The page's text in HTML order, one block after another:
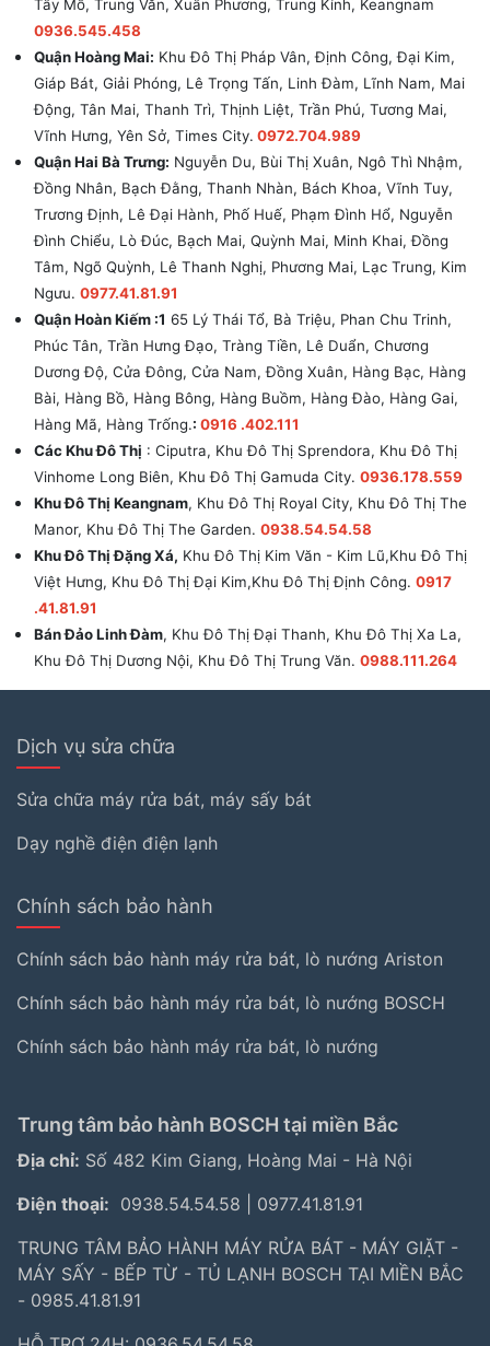
Tây Mỗ, Trung Văn, Xuân Phương, Trung Kính, Keangnam
0936.545.458
Quận Hoàng Mai: Khu Đô Thị Pháp Vân, Định Công, Đại Kim,
Giáp Bát, Giải Phóng, Lê Trọng Tấn, Linh Đàm, Lĩnh Nam, Mai
Động, Tân Mai, Thanh Trì, Thịnh Liệt, Trần Phú, Tương Mai,
Vĩnh Hưng, Yên Sở, Times City. 0972.704.989
Quận Hai Bà Trưng: Nguyễn Du, Bùi Thị Xuân, Ngô Thì Nhậm,
Đồng Nhân, Bạch Đằng, Thanh Nhàn, Bách Khoa, Vĩnh Tuy,
Trương Định, Lê Đại Hành, Phố Huế, Phạm Đình Hổ, Nguyễn
Đình Chiểu, Lò Đúc, Bạch Mai, Quỳnh Mai, Minh Khai, Đồng
Tâm, Ngõ Quỳnh, Lê Thanh Nghị, Phương Mai, Lạc Trung, Kim
Ngưu. 0977.41.81.91
Quận Hoàn Kiếm :1 65 Lý Thái Tổ, Bà Triệu, Phan Chu Trinh,
Phúc Tân, Trần Hưng Đạo, Tràng Tiền, Lê Duẩn, Chương
Dương Độ, Cửa Đông, Cửa Nam, Đồng Xuân, Hàng Bạc, Hàng
Bài, Hàng Bồ, Hàng Bông, Hàng Buồm, Hàng Đào, Hàng Gai,
Hàng Mã, Hàng Trống.: 0916 .402.111
Các Khu Đô Thị : Ciputra, Khu Đô Thị Sprendora, Khu Đô Thị
Vinhome Long Biên, Khu Đô Thị Gamuda City. 0936.178.559
Khu Đô Thị Keangnam, Khu Đô Thị Royal City, Khu Đô Thị The
Manor, Khu Đô Thị The Garden. 0938.54.54.58
Khu Đô Thị Đặng Xá, Khu Đô Thị Kim Văn - Kim Lũ,Khu Đô Thị
Việt Hưng, Khu Đô Thị Đại Kim,Khu Đô Thị Định Công. 0917
.41.81.91
Bán Đảo Linh Đàm, Khu Đô Thị Đại Thanh, Khu Đô Thị Xa La,
Khu Đô Thị Dương Nội, Khu Đô Thị Trung Văn. 0988.111.264
Dịch vụ sửa chữa
Sửa chữa máy rửa bát, máy sấy bát
Dạy nghề điện điện lạnh
Chính sách bảo hành
Chính sách bảo hành máy rửa bát, lò nướng Ariston
Chính sách bảo hành máy rửa bát, lò nướng BOSCH
Chính sách bảo hành máy rửa bát, lò nướng
Trung tâm bảo hành BOSCH tại miền Bắc
Địa chỉ: Số 482 Kim Giang, Hoàng Mai - Hà Nội
Điện thoại: 0938.54.54.58
0977.41.81.91
TRUNG TÂM BẢO HÀNH MÁY RỬA BÁT - MÁY GIẶT -
MÁY SẤY - BẾP TỪ - TỦ LẠNH BOSCH TẠI MIỀN BẮC
- 0985.41.81.91